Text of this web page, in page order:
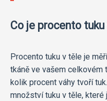
Co je procento
Procento tuku v těle je
tkáně ve vašem celkovém
kolik procent váhy tvoří
množství tuku v těle,